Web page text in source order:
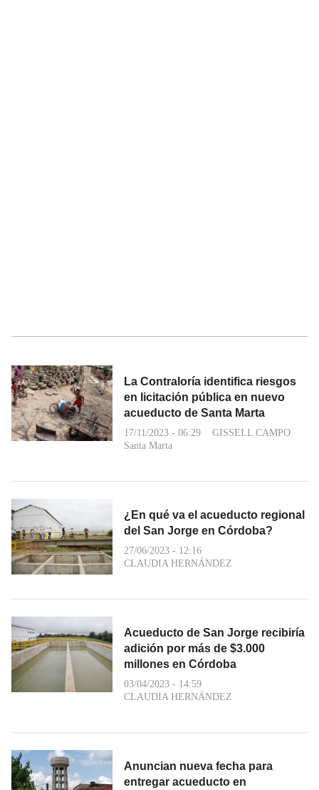
La Contraloría identifica riesgos
en licitación pública en nuevo
acueducto de Santa Marta
17/11/2023 - 06:29
GISSELL CAMPO
Santa Marta
¿En qué va el acueducto regional
del San Jorge en Córdoba?
27/06/2023 - 12:16
CLAUDIA HERNÁNDEZ
Acueducto de San Jorge recibiría
adición por más de $3.000
millones en Córdoba
03/04/2023 - 14:59
CLAUDIA HERNÁNDEZ
Anuncian nueva fecha para
entregar acueducto en